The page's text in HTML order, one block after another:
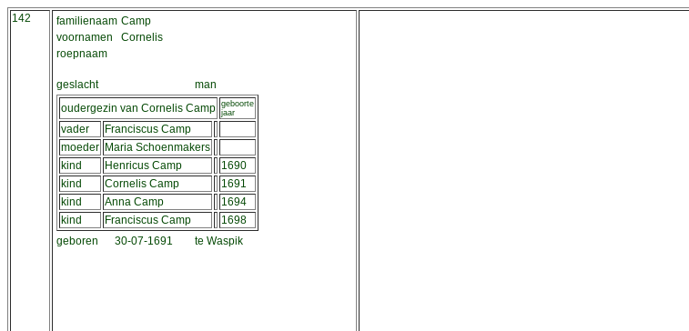
142 familienaam Camp
voornamen
Cornelis
roepnaam
geslacht
man
oudergezin van Cornelis Camp geboorte
jaar
vader
Franciscus Camp
moeder Maria Schoenmakers
kind
Henricus Camp
1690
kind
Cornelis Camp
1691
kind
Anna Camp
1694
kind
Franciscus Camp
1698
geboren
30-07-1691 te Waspik